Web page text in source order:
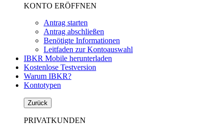
KONTO ERÖFFNEN
Antrag starten
Antrag abschließen
Benötigte Informationen
Leitfaden zur Kontoauswahl
IBKR Mobile herunterladen
Kostenlose Testversion
Warum IBKR?
Kontotypen
Zurück
PRIVATKUNDEN